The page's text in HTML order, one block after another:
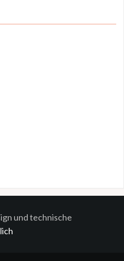
und technische